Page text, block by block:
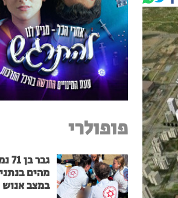
פופולרי
גבר
מהים
במצב אנוש